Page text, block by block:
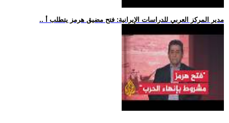
.. مدير المركز العربي للدراسات الإيرانية: فتح مضيق هرمز يتطلب أ